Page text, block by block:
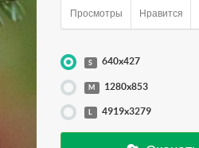
Просмотры Нравится
S 640x427
M 1280x853
L 4919x3279